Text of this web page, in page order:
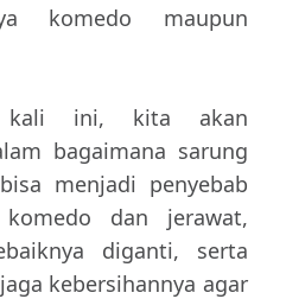
komedo maupun
kali ini, kita akan
bagaimana sarung
menjadi penyebab
dan jerawat,
diganti, serta
kebersihannya agar